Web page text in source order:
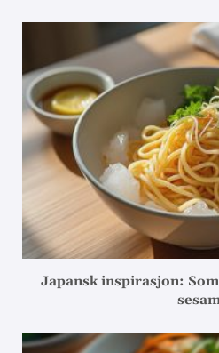
Japansk inspirasjon: